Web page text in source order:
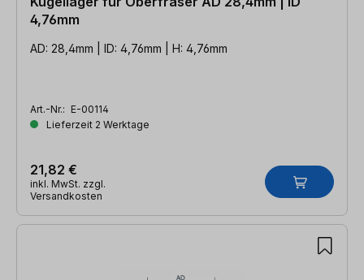
4,76mm
AD: 28,4mm | ID: 4,76mm | H: 4,76mm
Art.-Nr.: E-00114
Lieferzeit 2 Werktage
21,82 €
inkl. MwSt. zzgl.
Versandkosten